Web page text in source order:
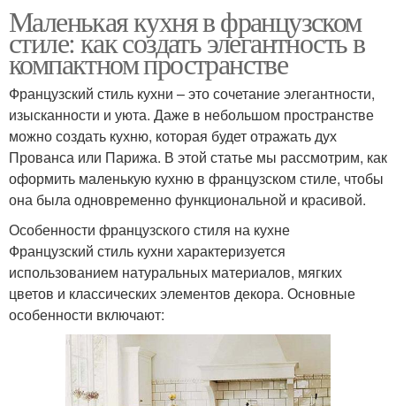
Маленькая кухня в французском
стиле: как создать элегантность в
компактном пространстве
Французский стиль кухни – это сочетание элегантности,
изысканности и уюта. Даже в небольшом пространстве
можно создать кухню, которая будет отражать дух
Прованса или Парижа. В этой статье мы рассмотрим, как
оформить маленькую кухню в французском стиле, чтобы
она была одновременно функциональной и красивой.
Особенности французского стиля на кухне
Французский стиль кухни характеризуется
использованием натуральных материалов, мягких
цветов и классических элементов декора. Основные
особенности включают: